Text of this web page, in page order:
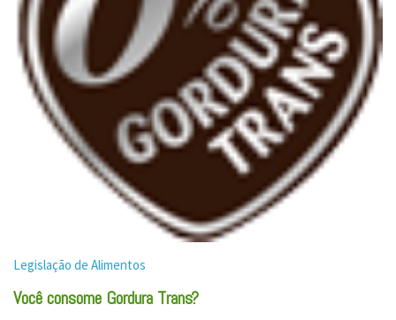
Legislação de Alimentos
Você consome Gordura Trans?